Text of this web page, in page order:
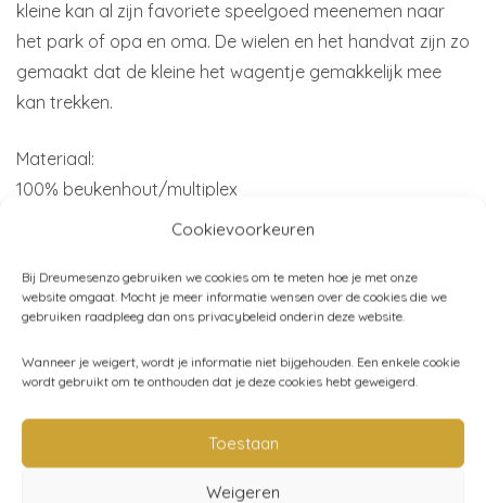
Cookievoorkeuren
Bij Dreumesenzo gebruiken we cookies om te meten hoe je met onze
website omgaat. Mocht je meer informatie wensen over de cookies die we
gebruiken raadpleeg dan ons privacybeleid onderin deze website.
Wanneer je weigert, wordt je informatie niet bijgehouden. Een enkele cookie
wordt gebruikt om te onthouden dat je deze cookies hebt geweigerd.
Toestaan
Weigeren
kleine kan al zijn favoriete speelgoed meenemen naar
het park of opa en oma. De wielen en het handvat zijn zo
gemaakt dat de kleine het wagentje gemakkelijk mee
kan trekken.
Materiaal:
100% beukenhout/multiplex
Blauw
Handvat: 45x21x2 cm
Wagen: 50x31x21 cm